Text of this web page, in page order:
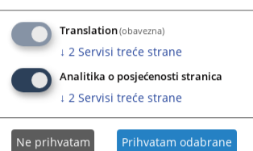
Translation(obavezna)
↓ 2 Servisi treće strane
Analitika o posjećenosti stranica
↓ 2 Servisi treće strane
Ne prihvatam Prihvatam odabrane